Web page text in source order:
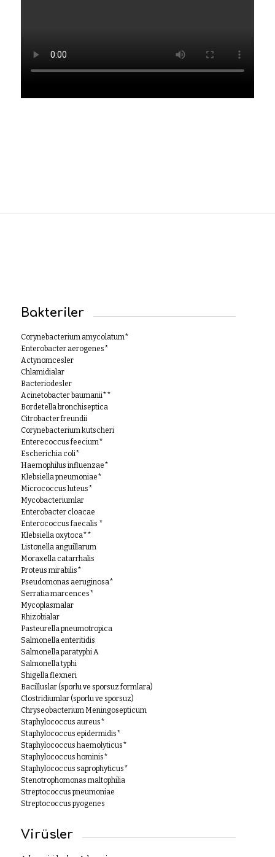
Bakteriler
Corynebacterium amycolatum*
Enterobacter aerogenes*
Actynomcesler
Chlamidialar
Bacteriodesler
Acinetobacter baumanii**
Bordetella bronchiseptica
Citrobacter freundii
Corynebacterium kutscheri
Enterecoccus feecium*
Escherichia coli*
Haemophilus influenzae*
Klebsiella pneumoniae*
Micrococcus luteus*
Mycobacteriumlar
Enterobacter cloacae
Enterococcus faecalis *
Klebsiella oxytoca**
Listonella anguillarum
Moraxella catarrhalis
Proteus mirabilis*
Pseudomonas aeruginosa*
Serratia marcences*
Mycoplasmalar
Rhizobialar
Pasteurella pneumotropica
Salmonella enteritidis
Salmonella paratyphi A
Salmonella typhi
Shigella flexneri
Bacilluslar (sporlu ve sporsuz formlara)
Clostridiumlar (sporlu ve sporsuz)
Chryseobacterium Meningosepticum
Staphylococcus aureus*
Staphylococcus epidermidis*
Staphylococcus haemolyticus*
Staphylococcus hominis*
Staphylococcus saprophyticus*
Stenotrophomonas maltophilia
Streptococcus pneumoniae
Streptococcus pyogenes
Virüsler